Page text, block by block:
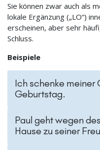
Sie können zwar auch als
lokale Ergänzung („LO“)
erscheinen, aber sehr
Schluss.
Beispiele
Ich schenke meiner
Geburtstag.
Paul geht wegen
Hause zu seiner